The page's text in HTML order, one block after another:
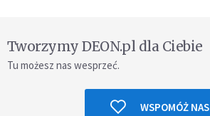
Tworzymy DEON.pl dla Ciebie
Tu możesz nas wesprzeć.
WSPOMÓŻ NAS